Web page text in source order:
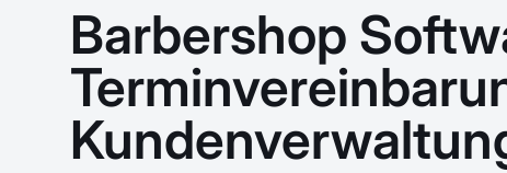
Barbershop